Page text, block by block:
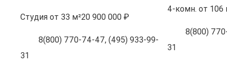
Студия от 33 м²20 900 000 ₽
8(800) 770-74-47, (495) 933-99-
31
4-комн. от 106
8(800)
31